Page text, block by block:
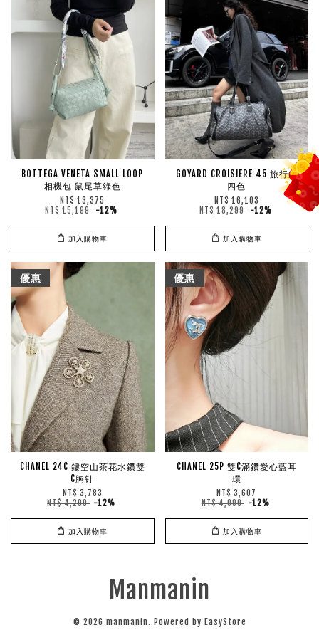
BOTTEGA VENETA SMALL LOOP
相機包 鼠尾草綠色
NT$ 13,375
NT$ 15,199 -12%
加入購物車
GOYARD CROISIERE 45 旅行袋
四色
NT$ 16,103
NT$ 18,299 -12%
加入購物車
優惠
CHANEL 24C 鏤空山茶花水鑽雙
C胸针
NT$ 3,783
NT$ 4,299 -12%
加入購物車
優惠
CHANEL 25P 雙C滿鑽愛心藍耳
環
NT$ 3,607
NT$ 4,099 -12%
加入購物車
Manmanin
© 2026 manmanin. Powered by EasyStore